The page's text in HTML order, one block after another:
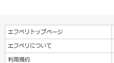
エフペリトップページ
エフペリについて
利用規約